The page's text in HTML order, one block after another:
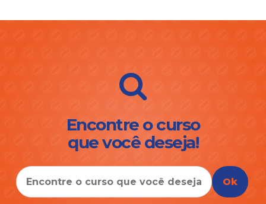
Encontre o curso
que você deseja!
Ok